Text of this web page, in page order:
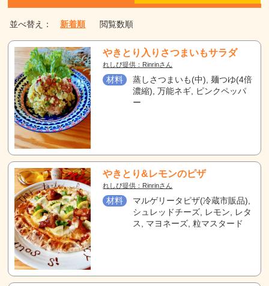
並べ替え： 新着順 閲覧数順
やきとり入りさつまいもサラダ
れしぴ提供：Rinrinさん
材料
蒸しさつまいも(中), 麺つゆ(4倍
濃縮), 万能ネギ, ピンクペッパ
ー
やきとり&レモンのピザ
れしぴ提供：Rinrinさん
材料
マルゲリータピザ(冷蔵市販品),
シュレッドチーズ, レモン, レタ
ス, マヨネーズ, 粒マスタード